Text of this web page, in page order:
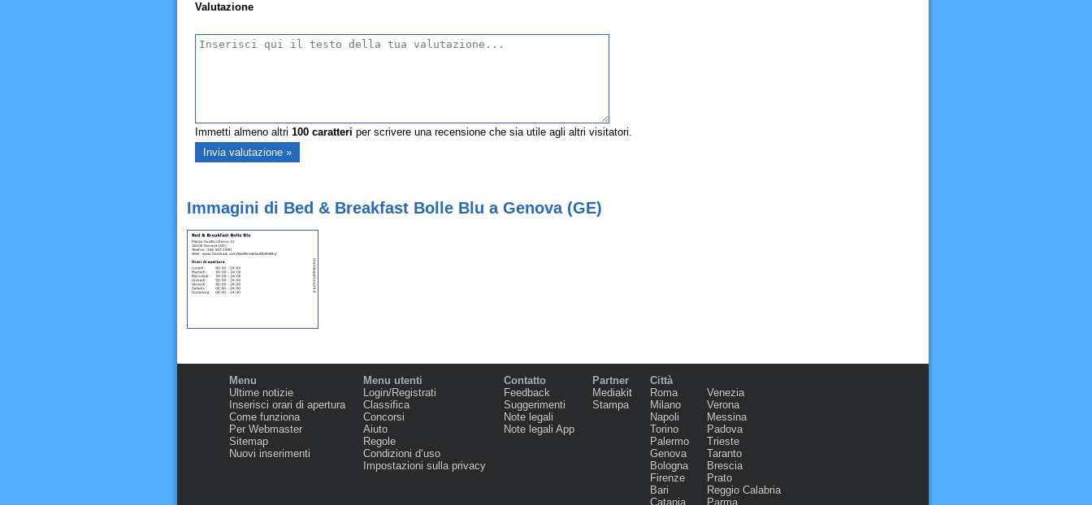
Valutazione
Immetti almeno altri 100caratteri per scrivere una recensione che sia utile agli altri visitatori.
Immagini di Bed & Breakfast Bolle Blu a Genova (GE)
Menu
Ultime notizie
Inserisci orari di apertura
Come funziona
Per Webmaster
Sitemap
Nuovi inserimenti
Menu utenti
Login/Registrati
Classifica
Concorsi
Aiuto
Regole
Condizioni d‘uso
Impostazioni sulla privacy
Contatto
Feedback
Suggerimenti
Note legali
Note legali App
Partner
Mediakit
Stampa
Città
Roma
Milano
Napoli
Torino
Palermo
Genova
Bologna
Firenze
Bari
Catania
Venezia
Verona
Messina
Padova
Trieste
Taranto
Brescia
Prato
Reggio Calabria
Parma